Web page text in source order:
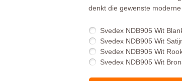
denkt die gewenste
Svedex NDB905 Wit
Svedex NDB905 Wit
Svedex NDB905 Wit
Svedex NDB905 Wit